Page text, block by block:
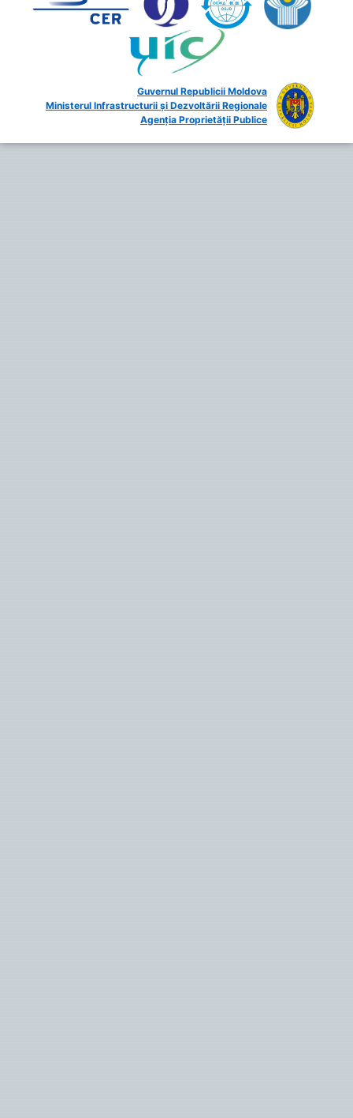
Guvernul Republicii Moldova
Ministerul Infrastructurii și Dezvoltării Regionale
Agenția Proprietății Publice